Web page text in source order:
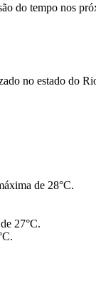
do tempo nos
no estado do
de 28°C.
27°C.